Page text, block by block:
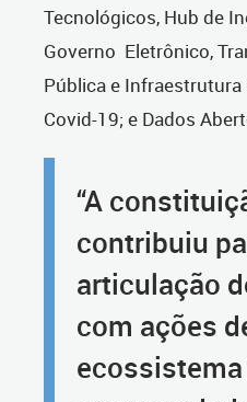
Tecnológicos, Hub de
Governo Eletrônico,
Pública e Infraestrutura
Covid-19; e Dados
“A
contribuiu
articulação
com ações
ecossistema